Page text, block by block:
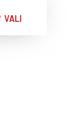
VALI